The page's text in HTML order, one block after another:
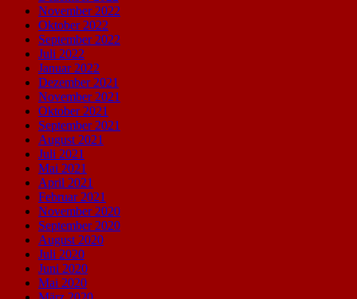
November 2022
Oktober 2022
September 2022
Juli 2022
Januar 2022
Dezember 2021
November 2021
Oktober 2021
September 2021
August 2021
Juli 2021
Mai 2021
April 2021
Februar 2021
November 2020
September 2020
August 2020
Juli 2020
Juni 2020
Mai 2020